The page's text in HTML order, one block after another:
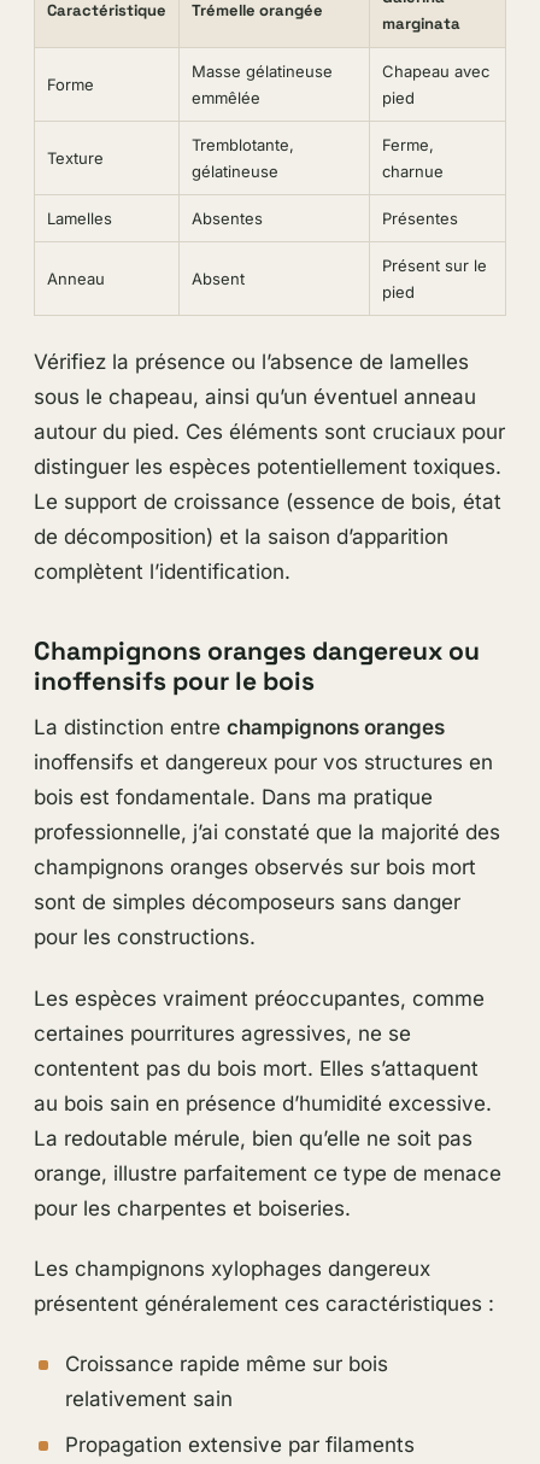
Caractéristique Trémelle orangée
marginata
Forme
Masse gélatineuse
emmêlée
Chapeau avec
pied
Texture
Tremblotante,
gélatineuse
Ferme,
charnue
Lamelles Absentes Présentes
Anneau Absent
Présent sur le
pied
Vérifiez la présence ou l’absence de lamelles
sous le chapeau, ainsi qu’un éventuel anneau
autour du pied. Ces éléments sont cruciaux pour
distinguer les espèces potentiellement toxiques.
Le support de croissance (essence de bois, état
de décomposition) et la saison d’apparition
complètent l’identification.
Champignons oranges dangereux ou
inoffensifs pour le bois
La distinction entre champignons oranges
inoffensifs et dangereux pour vos structures en
bois est fondamentale. Dans ma pratique
professionnelle, j’ai constaté que la majorité des
champignons oranges observés sur bois mort
sont de simples décomposeurs sans danger
pour les constructions.
Les espèces vraiment préoccupantes, comme
certaines pourritures agressives, ne se
contentent pas du bois mort. Elles s’attaquent
au bois sain en présence d’humidité excessive.
La redoutable mérule, bien qu’elle ne soit pas
orange, illustre parfaitement ce type de menace
pour les charpentes et boiseries.
Les champignons xylophages dangereux
présentent généralement ces caractéristiques :
Croissance rapide même sur bois
relativement sain
Propagation extensive par filaments